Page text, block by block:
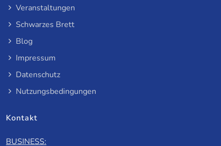
Veranstaltungen
Schwarzes Brett
Blog
Impressum
Datenschutz
Nutzungsbedingungen
Kontakt
BUSINESS: